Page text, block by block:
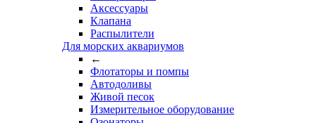
Аксессуары
Клапана
Распылители
Для морских аквариумов
←
Флотаторы и помпы
Автодоливы
Живой песок
Измерительное оборудование